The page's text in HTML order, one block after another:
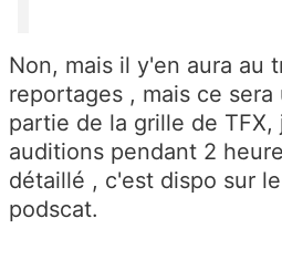
Non, mais il y'en aura au
reportages , mais ce
partie de la grille de
auditions pendant 2
détaillé , c'est dispo sur
podscat.